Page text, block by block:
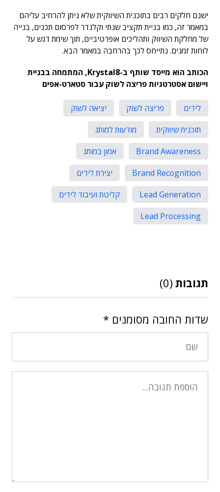
ישנם חלקים רבים בתוכנית השיווקית שלא ניתן להרחיב עליהם
במאמר זה, כמו בניית תקציב שנתי וקלנדר לפרסום תכנים, בנייה
של מחלקת השיווק ותהליכים אופרטיביים, תוך שימת דגש על
לוחות זמנים. נתייחס לכך בהרחבה במאמר הבא.
הכותב הוא מייסד שותף ב-Krystal8, המתמחה בבניית
ויישום אסטרטגיות פריצה לשוק עבור סטארט-אפים
לידים פריצה לשוק
יציאה לשוק
תוכנית שיווקית
מודעות למותג
Brand Awareness
אמון במותג
Brand Recognition
יצירת לידים
Lead Generation
קליטת ועיבוד לידים
Lead Processing
תגובות (0)
שדות החובה מסומנים *